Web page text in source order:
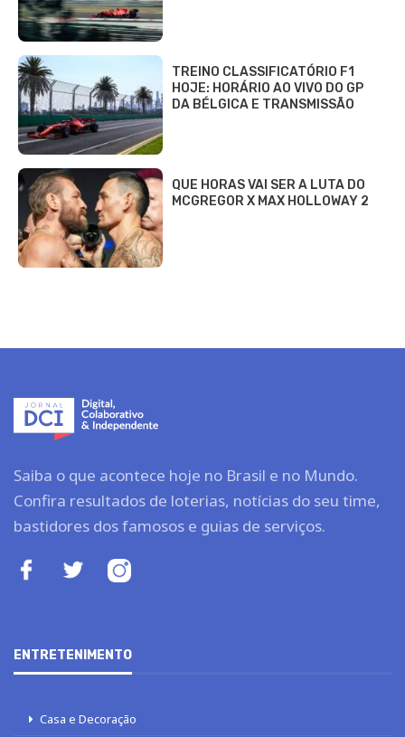
TREINO CLASSIFICATÓRIO F1
HOJE: HORÁRIO AO VIVO DO GP
DA BÉLGICA E TRANSMISSÃO
QUE HORAS VAI SER A LUTA DO
MCGREGOR X MAX HOLLOWAY 2
Saiba o que acontece hoje no Brasil e no Mundo.
Confira resultados de loterias, notícias do seu time,
bastidores dos famosos e guias de serviços.
ENTRETENIMENTO
Casa e Decoração